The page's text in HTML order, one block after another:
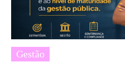
Gestão